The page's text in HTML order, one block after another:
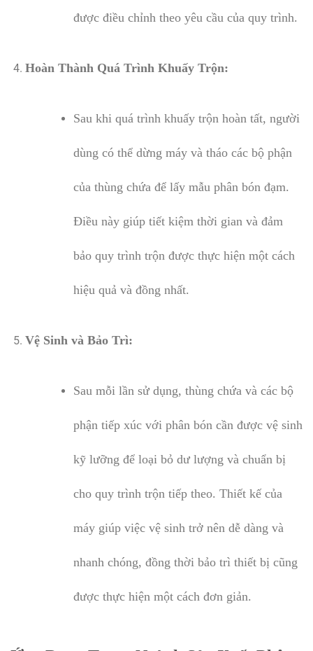
được điều chỉnh theo yêu cầu của quy trình.
Hoàn Thành Quá Trình Khuấy Trộn:
Sau khi quá trình khuấy trộn hoàn tất, người
dùng có thể dừng máy và tháo các bộ phận
của thùng chứa để lấy mẫu phân bón đạm.
Điều này giúp tiết kiệm thời gian và đảm
bảo quy trình trộn được thực hiện một cách
hiệu quả và đồng nhất.
Vệ Sinh và Bảo Trì:
Sau mỗi lần sử dụng, thùng chứa và các bộ
phận tiếp xúc với phân bón cần được vệ sinh
kỹ lưỡng để loại bỏ dư lượng và chuẩn bị
cho quy trình trộn tiếp theo. Thiết kế của
máy giúp việc vệ sinh trở nên dễ dàng và
nhanh chóng, đồng thời bảo trì thiết bị cũng
được thực hiện một cách đơn giản.